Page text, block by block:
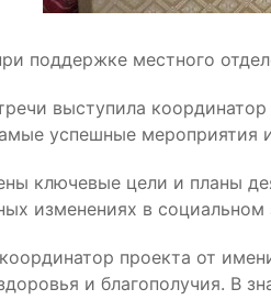
поддержке местного
выступила
успешные мероприятия
ключевые цели и планы
изменениях в социальном
проекта от
и благополучия. В